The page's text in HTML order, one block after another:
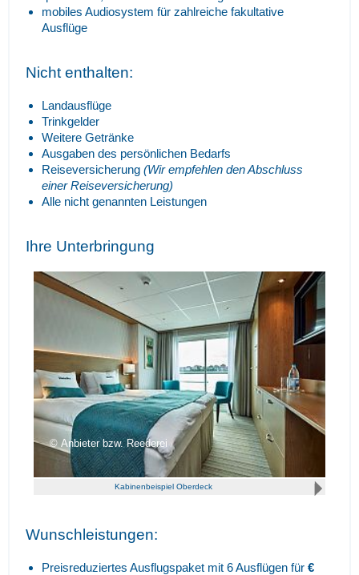
mobiles Audiosystem für zahlreiche fakultative
Ausflüge
Nicht enthalten:
Landausflüge
Trinkgelder
Weitere Getränke
Ausgaben des persönlichen Bedarfs
Reiseversicherung (Wir empfehlen den Abschluss
einer Reiseversicherung)
Alle nicht genannten Leistungen
Ihre Unterbringung
Anbieter bzw. Reederei
Kabinenbeispiel Oberdeck
Wunschleistungen:
Preisreduziertes Ausflugspaket mit 6 Ausflügen für €